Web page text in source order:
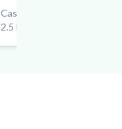
Cassis, France
2.5 hrs